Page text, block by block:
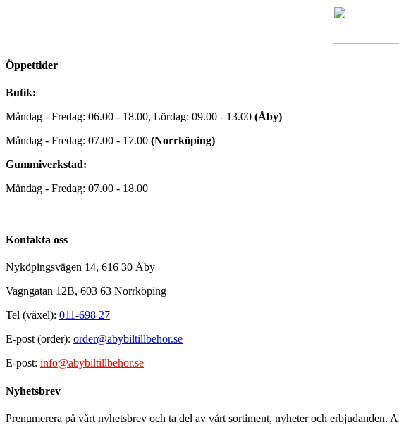
Öppettider
Butik:
Måndag - Fredag: 06.00 - 18.00, Lördag: 09.00 - 13.00 (Åby)
Måndag - Fredag: 07.00 - 17.00 (Norrköping)
Gummiverkstad:
Måndag - Fredag: 07.00 - 18.00
Kontakta oss
Nyköpingsvägen 14, 616 30 Åby
Vagngatan 12B, 603 63 Norrköping
Tel (växel): 011-698 27
E-post (order): order@abybiltillbehor.se
E-post: info@abybiltillbehor.se
Nyhetsbrev
Prenumerera på vårt nyhetsbrev och ta del av vårt sortiment, nyheter och erbjudanden.